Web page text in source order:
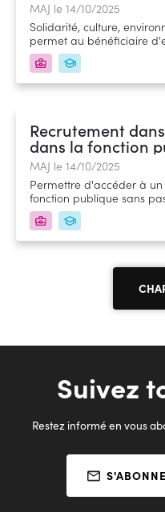
MAJ le 14/10/2025
Solidarité, culture,
permet au bénéficiaire
général de 6 mois à 1 an
privé.&nbsp;
Recrutement
dans la fonction
MAJ le 14/10/2025
Permettre d'accéder à
fonction publique sans
Suivez
Restez informé en vous